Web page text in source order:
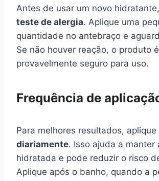
Antes de usar um novo
teste de alergia. Aplique uma
quantidade no antebraço e
Se não houver reação, o produto é
provavelmente seguro para uso.
Frequência de
Para melhores resultados,
diariamente. Isso ajuda a manter
hidratada e pode reduzir o risco
Aplique após o banho, quando a